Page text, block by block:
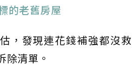
的老舊房屋
，發現連花錢補強都沒救
除清單。